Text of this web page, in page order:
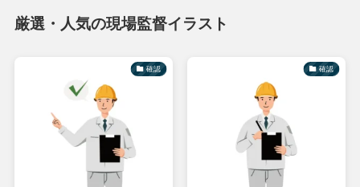
厳選・人気の現場監督イラスト
確認 確認